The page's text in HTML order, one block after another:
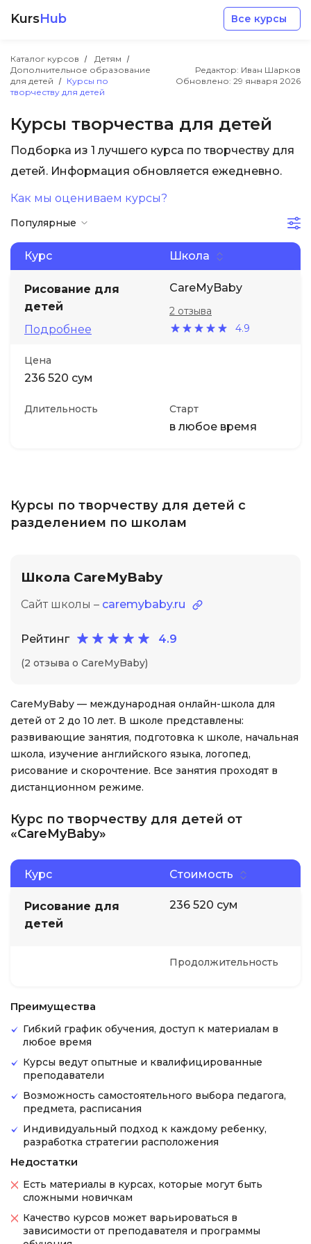
KursHub Все курсы
Каталог курсов
Детям
Дополнительное образование
для детей
Курсы по
творчеству для детей
Редактор: Иван Шарков
Обновлено: 29 января 2026
Курсы творчества для детей
Подборка из 1 лучшего курса по творчеству для
детей. Информация обновляется ежедневно.
Как мы оцениваем курсы?
Популярные
Курс Школа
Рисование для
детей
Подробнее
CareMyBaby
4.9
2 отзыва
Цена
236 520 сум
Длительность Старт
в любое время
Курсы по творчеству для детей с
разделением по школам
Школа CareMyBaby
Сайт школы – caremybaby.ru
Рейтинг 4.9
(2 отзыва о CareMyBaby)
CareMyBaby — международная онлайн-школа для
детей от 2 до 10 лет. В школе представлены:
развивающие занятия, подготовка к школе, начальная
школа, изучение английского языка, логопед,
рисование и скорочтение. Все занятия проходят в
дистанционном режиме.
Курс по творчеству для детей от
«CareMyBaby»
Курс Стоимость
Рисование для
детей
236 520 сум
Продолжительность
Преимущества
Гибкий график обучения, доступ к материалам в
любое время
Курсы ведут опытные и квалифицированные
преподаватели
Возможность самостоятельного выбора педагога,
предмета, расписания
Индивидуальный подход к каждому ребенку,
разработка стратегии расположения
Недостатки
Есть материалы в курсах, которые могут быть
сложными новичкам
Качество курсов может варьироваться в
зависимости от преподавателя и программы
Разработка
Дизайн
Аналитика
Менеджмент
Soft Skills
Акции и промокоды